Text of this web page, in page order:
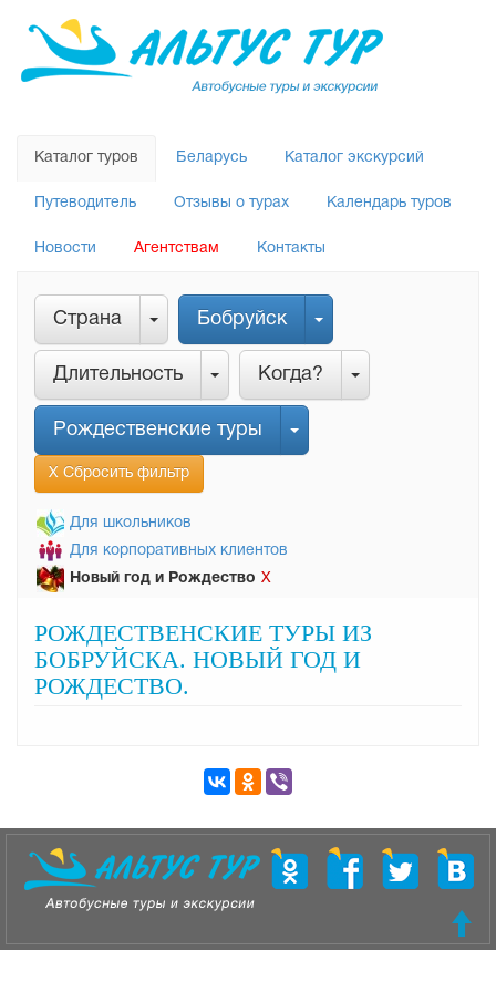
Каталог туров Беларусь Каталог экскурсий
Путеводитель Отзывы о турах Календарь туров
Новости Агентствам Контакты
Страна Бобруйск
Длительность Когда?
Рождественские туры
Х Сбросить фильтр
Для школьников
Для корпоративных клиентов
Новый год и Рождество Х
РОЖДЕСТВЕНСКИЕ ТУРЫ ИЗ
БОБРУЙСКА. НОВЫЙ ГОД И
РОЖДЕСТВО.